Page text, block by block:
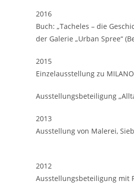
2016
Buch: „Tacheles – die
der Galerie „Urban Spree“
2015
Einzelausstellung zu
Ausstellungsbeteiligung
2013
Ausstellung von Malerei,
2012
Ausstellungsbeteiligung mit